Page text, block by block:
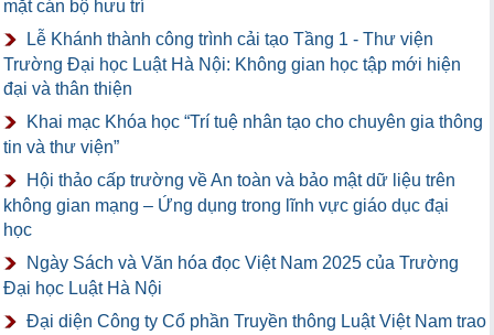
mặt cán bộ hưu trí
Lễ Khánh thành công trình cải tạo Tầng 1 - Thư viện
Trường Đại học Luật Hà Nội: Không gian học tập mới hiện
đại và thân thiện
Khai mạc Khóa học “Trí tuệ nhân tạo cho chuyên gia thông
tin và thư viện”
Hội thảo cấp trường về An toàn và bảo mật dữ liệu trên
không gian mạng – Ứng dụng trong lĩnh vực giáo dục đại
học
Ngày Sách và Văn hóa đọc Việt Nam 2025 của Trường
Đại học Luật Hà Nội
Đại diện Công ty Cổ phần Truyền thông Luật Việt Nam trao